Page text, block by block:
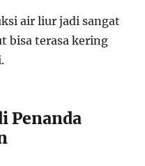
air liur jadi sangat
bisa terasa kering
Penanda